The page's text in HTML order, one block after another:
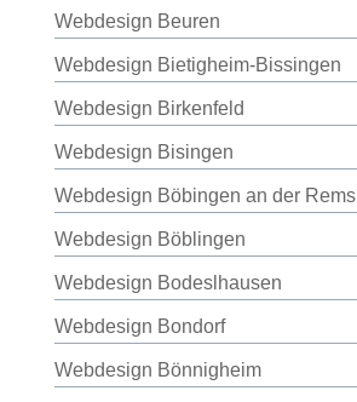
Webdesign Beuren
Webdesign Bietigheim-Bissingen
Webdesign Birkenfeld
Webdesign Bisingen
Webdesign Böbingen an der Rems
Webdesign Böblingen
Webdesign Bodeslhausen
Webdesign Bondorf
Webdesign Bönnigheim